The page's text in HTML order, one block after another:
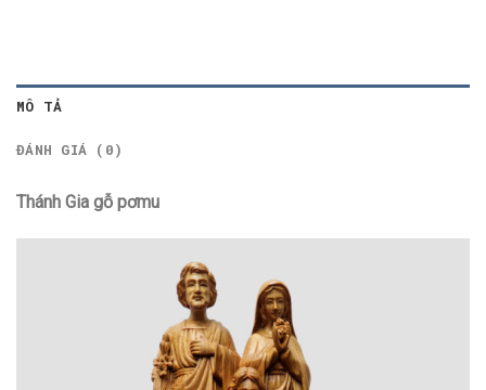
MÔ TẢ
ĐÁNH GIÁ (0)
Thánh Gia gỗ pơmu